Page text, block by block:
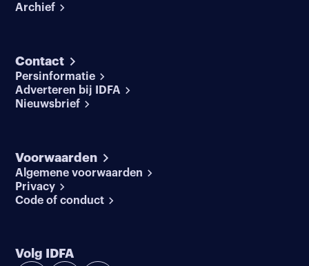
Archief
Contact
Persinformatie
Adverteren bij IDFA
Nieuwsbrief
Voorwaarden
Algemene voorwaarden
Privacy
Code of conduct
Volg IDFA